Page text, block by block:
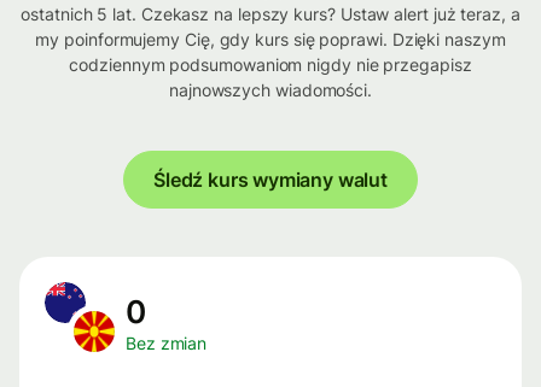
ostatnich 5 lat. Czekasz na lepszy kurs? Ustaw alert już teraz, a
my poinformujemy Cię, gdy kurs się poprawi. Dzięki naszym
codziennym podsumowaniom nigdy nie przegapisz
najnowszych wiadomości.
Śledź kurs wymiany walut
0
Bez zmian